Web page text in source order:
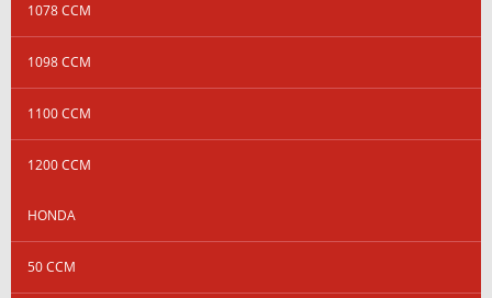
1078 CCM
1098 CCM
1100 CCM
1200 CCM
HONDA
50 CCM